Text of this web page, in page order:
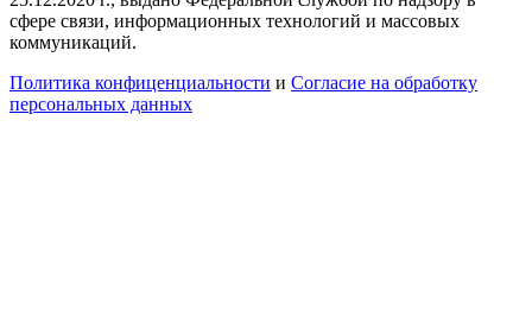
сфере связи, информационных технологий и массовых
коммуникаций.
Политика конфиценциальности и Согласие на обработку
персональных данных